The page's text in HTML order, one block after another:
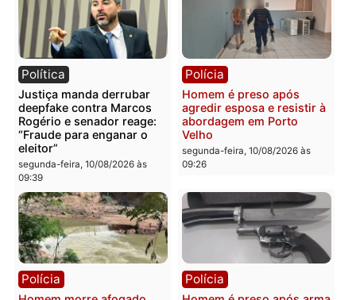
Política
ANO DE ELEIÇÃO, GREVE
À VISTA: professores
merecem valorização, mas
alunos não podem virar
instrumento político
segunda-feira, 10/08/2026 às
Política
MDB bate o martelo e
fecha apoio a Acir
para o Senado em
Rondônia
segunda-feira, 10/08/2026 às